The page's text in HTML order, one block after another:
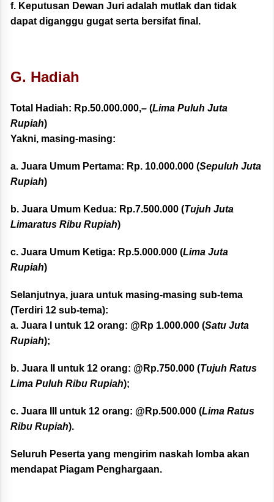
f. Keputusan Dewan Juri adalah mutlak dan tidak
dapat diganggu gugat serta bersifat final.
G. Hadiah
Total Hadiah: Rp.50.000.000,– (Lima Puluh Juta
Rupiah)
Yakni, masing-masing:
a. Juara Umum Pertama: Rp. 10.000.000 (Sepuluh Juta
Rupiah)
b. Juara Umum Kedua: Rp.7.500.000 (Tujuh Juta
Limaratus Ribu Rupiah)
c. Juara Umum Ketiga: Rp.5.000.000 (Lima Juta
Rupiah)
Selanjutnya, juara untuk masing-masing sub-tema
(Terdiri 12 sub-tema):
a. Juara I untuk 12 orang: @Rp 1.000.000 (Satu Juta
Rupiah);
b. Juara II untuk 12 orang: @Rp.750.000 (Tujuh Ratus
Lima Puluh Ribu Rupiah);
c. Juara III untuk 12 orang: @Rp.500.000 (Lima Ratus
Ribu Rupiah).
Seluruh Peserta yang mengirim naskah lomba akan
mendapat Piagam Penghargaan.